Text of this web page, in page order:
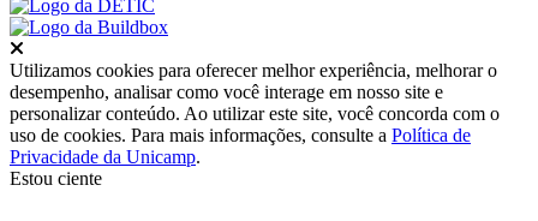
Utilizamos cookies para oferecer melhor experiência, melhorar o
desempenho, analisar como você interage em nosso site e
personalizar conteúdo. Ao utilizar este site, você concorda com o
uso de cookies. Para mais informações, consulte a Política de
Privacidade da Unicamp.
Estou ciente